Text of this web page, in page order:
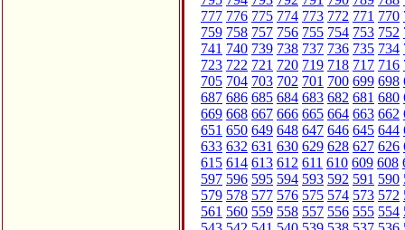
777 776 775 774 773 772 771 770
759 758 757 756 755 754 753 752
741 740 739 738 737 736 735 734
723 722 721 720 719 718 717 716
705 704 703 702 701 700 699 698
687 686 685 684 683 682 681 680
669 668 667 666 665 664 663 662
651 650 649 648 647 646 645 644
633 632 631 630 629 628 627 626
615 614 613 612 611 610 609 608
597 596 595 594 593 592 591 590
579 578 577 576 575 574 573 572
561 560 559 558 557 556 555 554